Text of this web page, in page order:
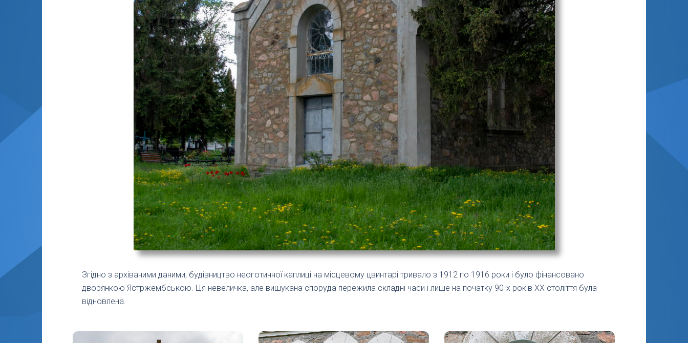
Згідно з архіваними даними, будівництво неоготичної каплиці на місцевому цвинтарі тривало з 1912 по 1916 роки і було фінансовано
дворянкою Ястржембською. Ця невеличка, але вишукана споруда пережила складні часи і лише на початку 90-х років XX століття була
відновлена.